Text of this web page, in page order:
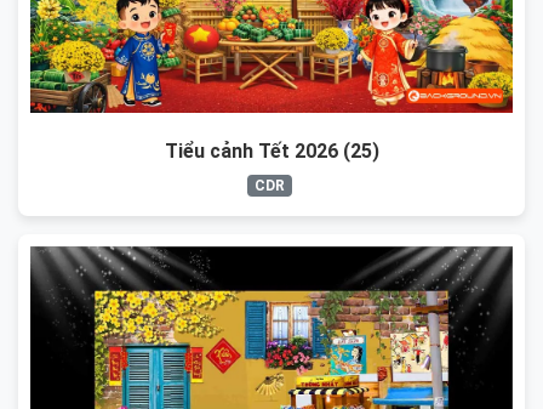
Tiểu cảnh Tết 2026 (25)
CDR